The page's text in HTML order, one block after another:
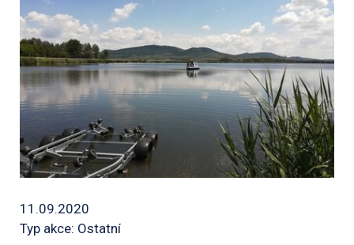
11.09.2020
Typ akce: Ostatní